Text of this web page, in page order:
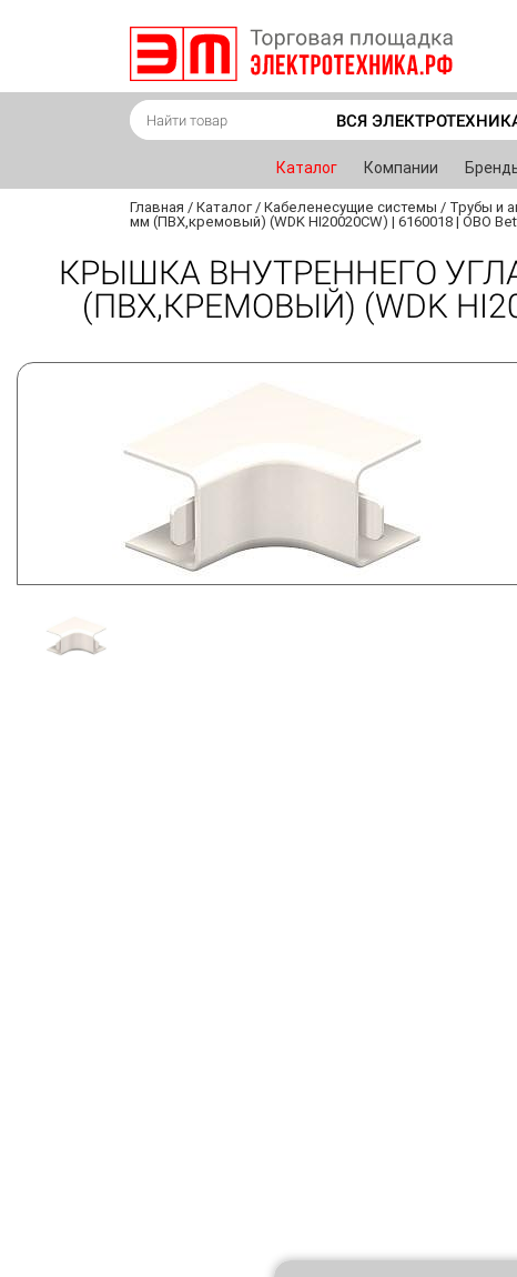
ВСЯ
Каталог Компании
Главная / Каталог / Кабеленесущие системы / Трубы и
мм (ПВХ,кремовый) (WDK HI20020CW) | 6160018 | OBO
КРЫШКА ВНУТРЕННЕГО
(ПВХ,КРЕМОВЫЙ) (WDK